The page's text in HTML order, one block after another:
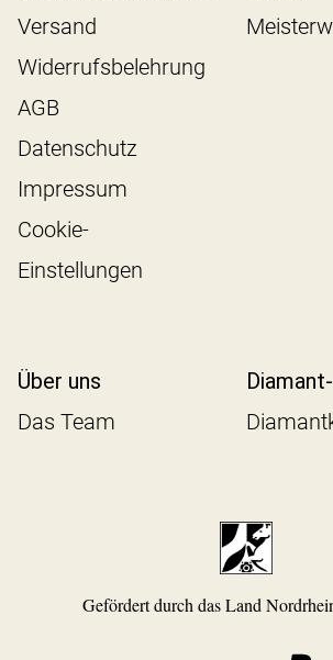
Versand
Widerrufsbelehrung
AGB
Datenschutz
Impressum
Cookie-
Einstellungen
Über uns
Das Team
Gefördert durch das Land